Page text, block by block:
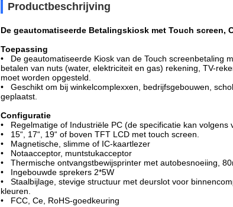
Productbeschrijving
De geautomatiseerde Betalingskiosk met Touch screen,
Toepassing
• De geautomatiseerde Kiosk van de Touch screenbetaling
betalen van nuts (water, elektriciteit en gas) rekening, TV-
moet worden opgesteld.
• Geschikt om bij winkelcomplexxen, bedrijfsgebouwen,
geplaatst.
Configuratie
• Regelmatige of Industriële PC (de specificatie kan volgens
• 15“, 17“, 19“ of boven TFT LCD met touch screen.
• Magnetische, slimme of IC-kaartlezer
• Notaacceptor, muntstukacceptor
• Thermische ontvangstbewijsprinter met autobesnoeiing,
• Ingebouwde sprekers 2*5W
• Staalbijlage, stevige structuur met deurslot voor
kleuren.
• FCC, Ce, RoHS-goedkeuring